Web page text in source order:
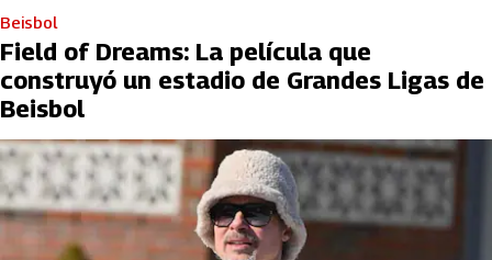
Beisbol
Field of Dreams: La película que
construyó un estadio de Grandes Ligas de
Beisbol